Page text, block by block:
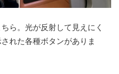
ら。光が反射して見えにく
れた各種ボタンがありま